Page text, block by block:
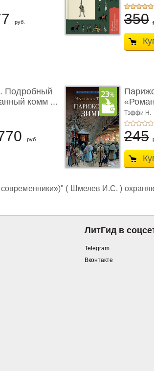
руб. 350
Подробный
комм ...
руб.
Тэффи Н.
245
( Шмелев И.С. )
ЛитГид в
Telegram
Вконтакте